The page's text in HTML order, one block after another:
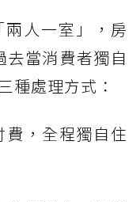
人一室」，房
去當消費者獨自
種處理方式：
，全程獨自住